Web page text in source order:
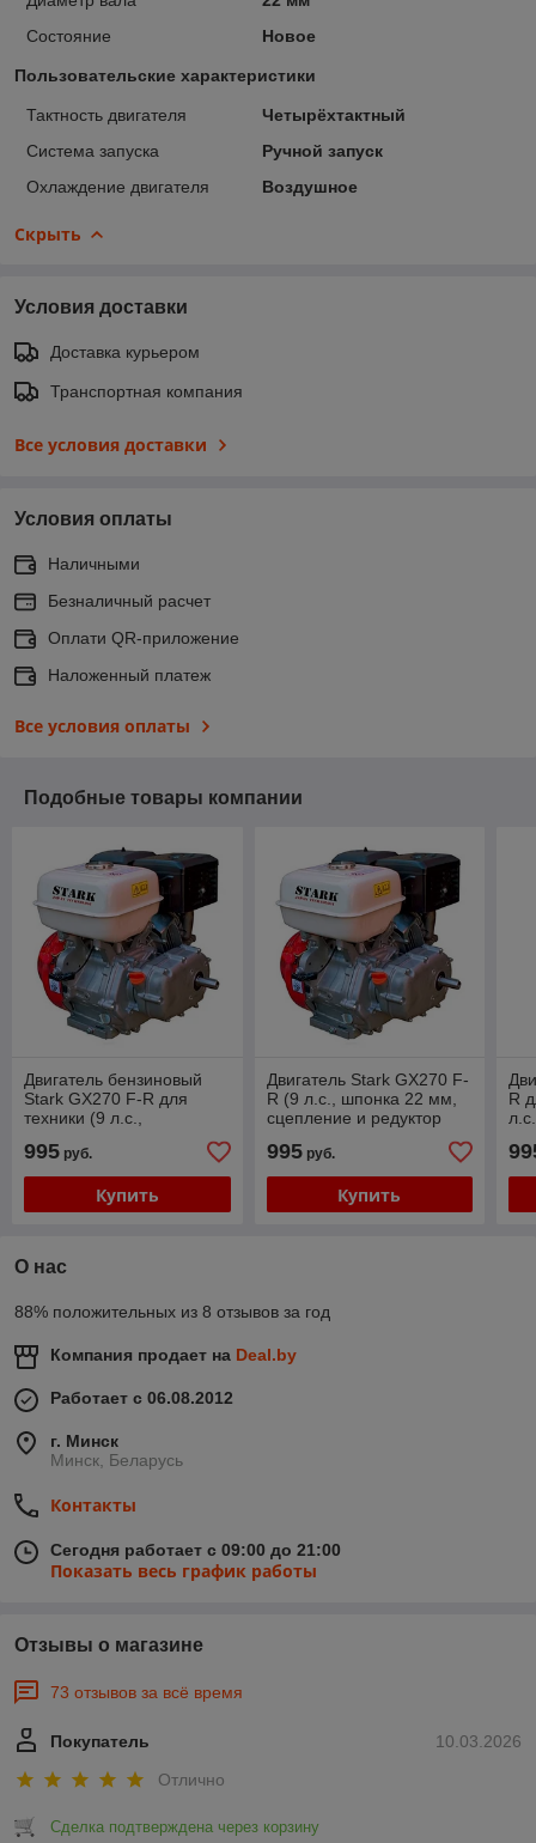
Состояние
Новое
Пользовательские характеристики
Тактность двигателя
Четырёхтактный
Система запуска
Ручной запуск
Охлаждение двигателя
Воздушное
Скрыть
Условия доставки
Доставка курьером
Транспортная компания
Все условия доставки
Условия оплаты
Наличными
Безналичный расчет
Оплати QR-приложение
Наложенный платеж
Все условия оплаты
Подобные товары компании
Двигатель бензиновый
Stark GX270 F-R для
техники (9 л.с.,
2:1)
995 руб.
Купить
Двигатель Stark GX270 F-
R (9 л.с., шпонка 22 мм,
сцепление и редуктор
995руб.
Купить
R
О нас
88% положительных из 8 отзывов за год
Компания продает на Deal.by
Работает с 06.08.2012
г. Минск
Минск, Беларусь
Контакты
Сегодня работает с 09:00 до 21:00
Показать весь график работы
Отзывы о магазине
73 отзывов за всё время
10.03.2026
Покупатель
Отлично
Сделка подтверждена через корзину